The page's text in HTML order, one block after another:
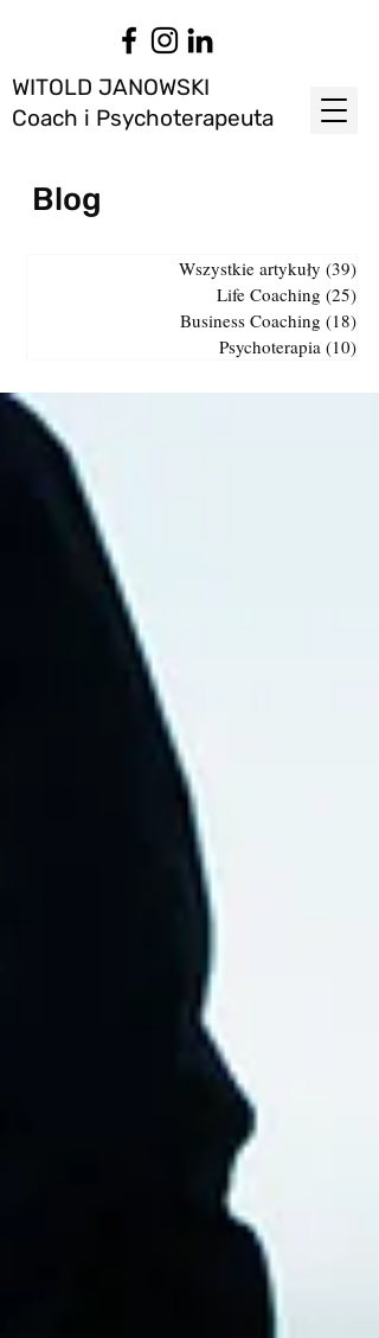
WITOLD JANOWSKI
Coach i Psychoterapeuta
Blog
Wszystkie artykuły (39)
Life Coaching (25)
Business Coaching (18)
Psychoterapia (10)